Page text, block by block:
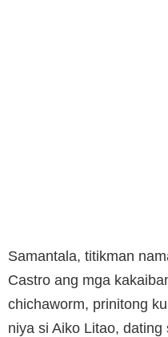
Samantala, titikman
Castro ang mga
chichaworm, prinitong
niya si Aiko Litao,